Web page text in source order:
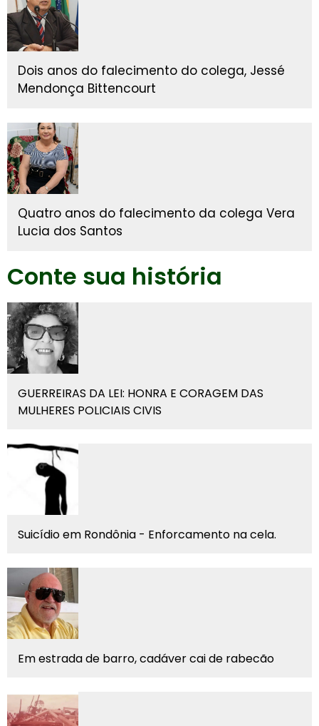
Dois anos do falecimento do colega, Jessé
Mendonça Bittencourt
Quatro anos do falecimento da colega Vera
Lucia dos Santos
Conte sua história
GUERREIRAS DA LEI: HONRA E CORAGEM DAS
MULHERES POLICIAIS CIVIS
Suicídio em Rondônia - Enforcamento na cela.
Em estrada de barro, cadáver cai de rabecão